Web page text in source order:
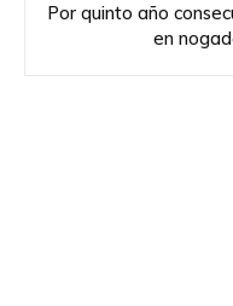
Por quinto año
en